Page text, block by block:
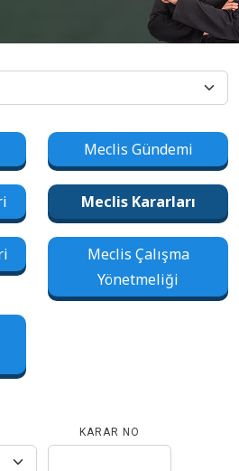
Meclis Gündemi
Meclis Kararları
Meclis Çalışma
Yönetmeliği
KARAR NO